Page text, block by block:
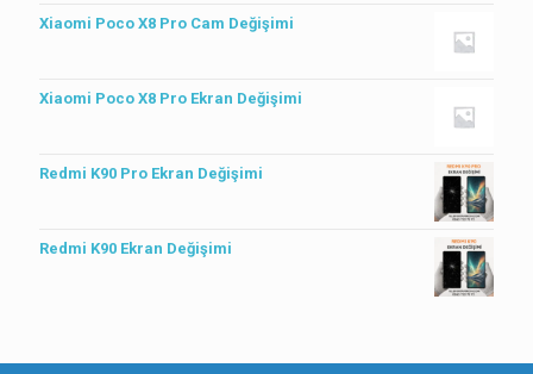
Xiaomi Poco X8 Pro Cam Değişimi
Xiaomi Poco X8 Pro Ekran Değişimi
Redmi K90 Pro Ekran Değişimi
Redmi K90 Ekran Değişimi